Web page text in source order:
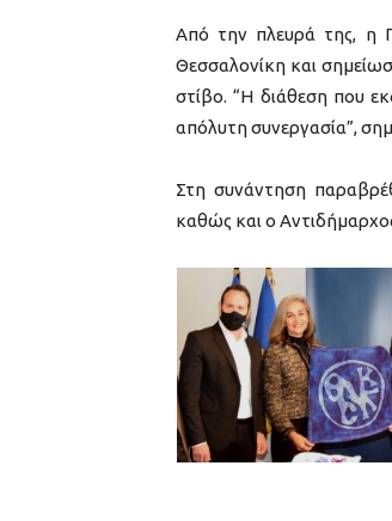
Από την πλευρά της, η
Θεσσαλονίκη και
στίβο. “Η διάθεση που
απόλυτη συνεργασία”,
Στη συνάντηση
καθώς και ο